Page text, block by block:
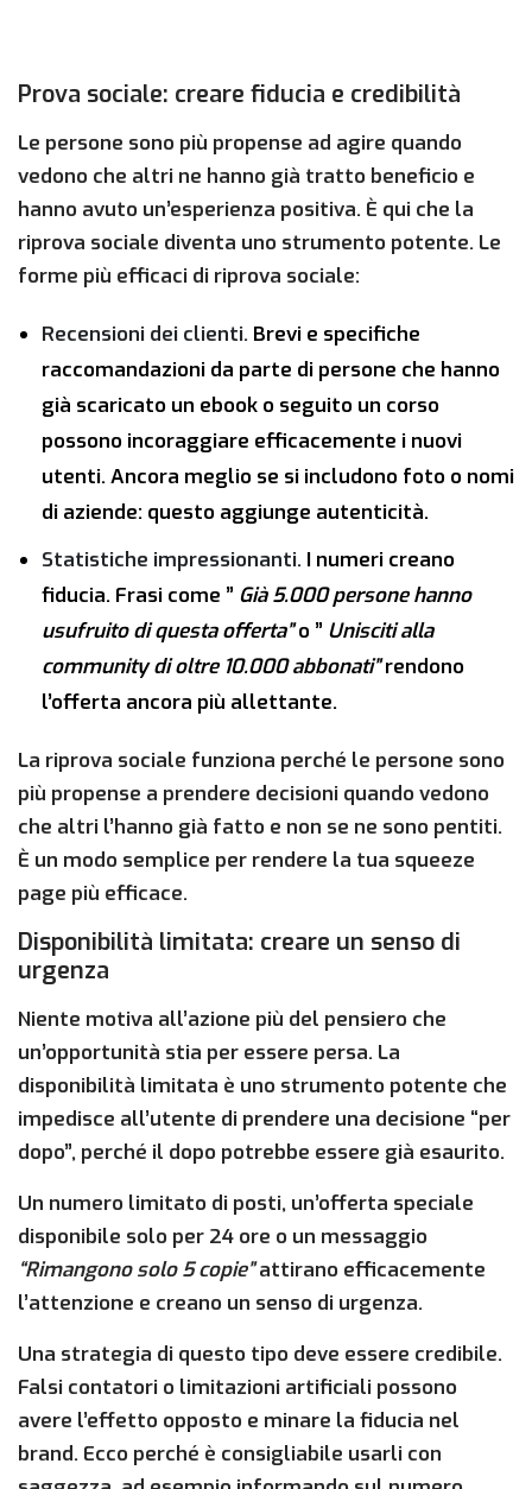
Prova sociale: creare fiducia e credibilità
Le persone sono più propense ad agire quando
vedono che altri ne hanno già tratto beneficio e
hanno avuto un’esperienza positiva. È qui che la
riprova sociale diventa uno strumento potente. Le
forme più efficaci di riprova sociale:
Recensioni dei clienti. Brevi e specifiche
raccomandazioni da parte di persone che hanno
già scaricato un ebook o seguito un corso
possono incoraggiare efficacemente i nuovi
utenti. Ancora meglio se si includono foto o nomi
di aziende: questo aggiunge autenticità.
Statistiche impressionanti. I numeri creano
fiducia. Frasi come ” Già 5.000 persone hanno
usufruito di questa offerta”o ” Unisciti alla
community di oltre 10.000 abbonati”rendono
l’offerta ancora più allettante.
La riprova sociale funziona perché le persone sono
più propense a prendere decisioni quando vedono
che altri l’hanno già fatto e non se ne sono pentiti.
È un modo semplice per rendere la tua squeeze
page più efficace.
Disponibilità limitata: creare un senso di
urgenza
Niente motiva all’azione più del pensiero che
un’opportunità stia per essere persa. La
disponibilità limitata è uno strumento potente che
impedisce all’utente di prendere una decisione “per
dopo”, perché il dopo potrebbe essere già esaurito.
Un numero limitato di posti, un’offerta speciale
disponibile solo per 24 ore o un messaggio
“Rimangono solo 5 copie”attirano efficacemente
l’attenzione e creano un senso di urgenza.
Una strategia di questo tipo deve essere credibile.
Falsi contatori o limitazioni artificiali possono
avere l’effetto opposto e minare la fiducia nel
brand. Ecco perché è consigliabile usarli con